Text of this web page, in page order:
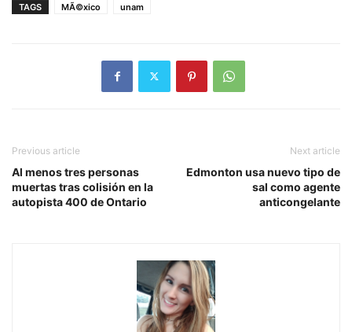
TAGS MÃ©xico unam
Previous article
Al menos tres personas
muertas tras colisión en la
autopista 400 de Ontario
Next article
Edmonton usa nuevo tipo de
sal como agente
anticongelante